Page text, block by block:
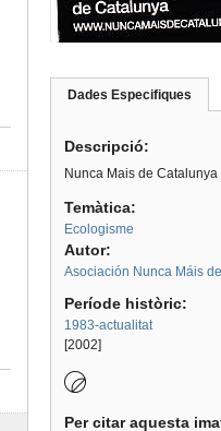
Dades Especifiques
Descripció:
Nunca Mais de
Temàtica:
Ecologisme
Autor:
Asociación Nunca Máis
Període històric:
1983-actualitat
[2002]
Per citar aquesta